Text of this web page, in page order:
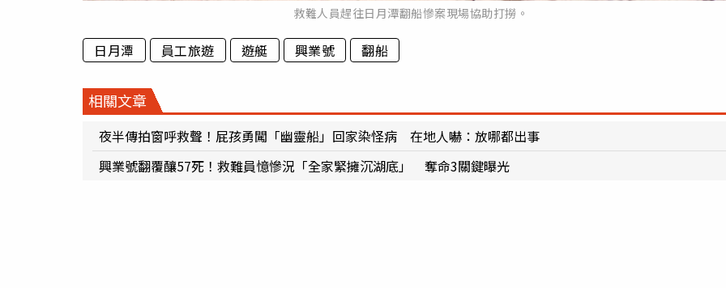
救難人員趕往日月潭翻船慘案現場協助打撈。
日月潭 員工旅遊 遊艇 興業號 翻船
相關文章
夜半傳拍窗呼救聲！屁孩勇闖「幽靈船」回家染怪病 在地人嚇：放哪都出事
興業號翻覆釀57死！救難員憶慘況「全家緊擁沉湖底」 奪命3關鍵曝光